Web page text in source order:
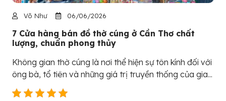
Võ Như 06/06/2026
7 Cửa hàng bán đồ thờ cúng ở Cần Thơ chất
lượng, chuẩn phong thủy
Không gian thờ cúng là nơi thể hiện sự tôn kính đối với
ông bà, tổ tiên và những giá trị truyền thống của gia...